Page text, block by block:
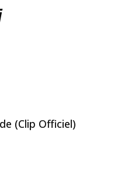
(Clip Officiel)